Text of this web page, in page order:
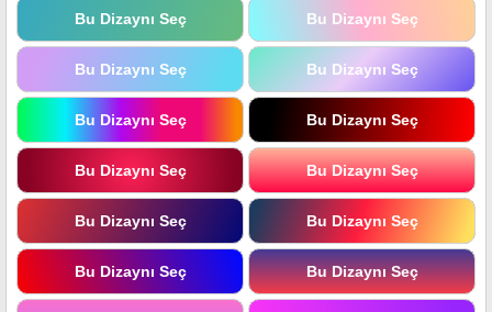
Bu Dizaynı Seç Bu Dizaynı Seç
Bu Dizaynı Seç Bu Dizaynı Seç
Bu Dizaynı Seç Bu Dizaynı Seç
Bu Dizaynı Seç Bu Dizaynı Seç
Bu Dizaynı Seç Bu Dizaynı Seç
Bu Dizaynı Seç Bu Dizaynı Seç